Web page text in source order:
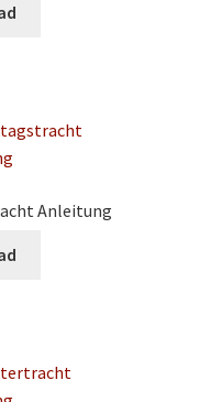
Anleitung